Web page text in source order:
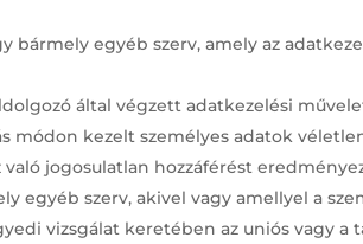
bármely egyéb szerv, amely az
által végzett adatkezelési
módon kezelt személyes adatok
jogosulatlan hozzáférést
egyéb szerv, akivel vagy amellyel a
vizsgálat keretében az uniós vagy a